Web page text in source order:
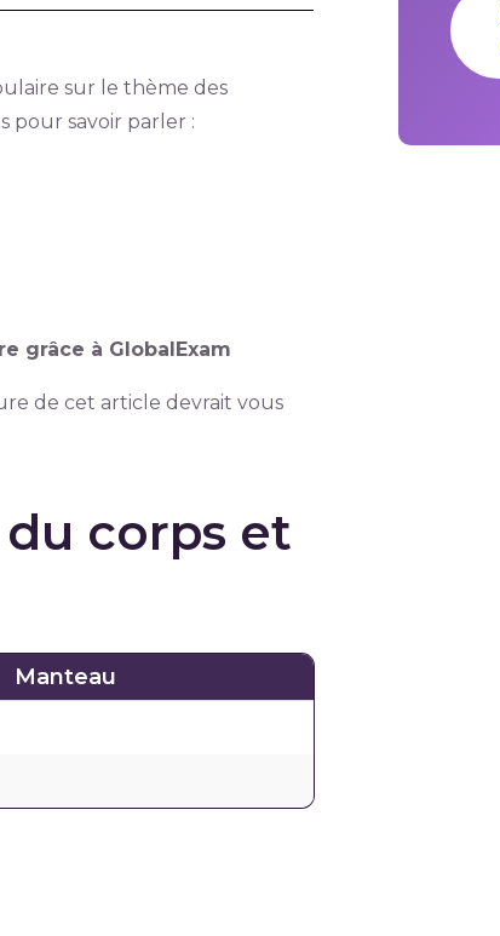
sur le thème des
pour savoir parler :
grâce à GlobalExam
de cet article devrait vous
corps et
Manteau